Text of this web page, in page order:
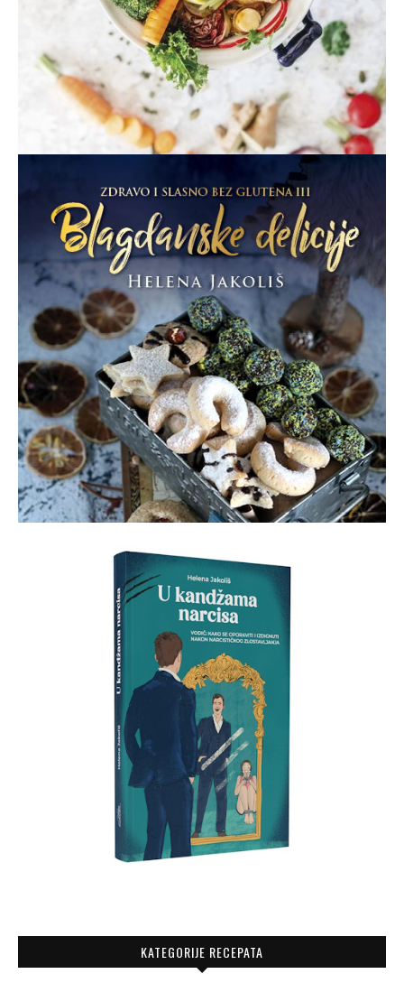
KATEGORIJE RECEPATA